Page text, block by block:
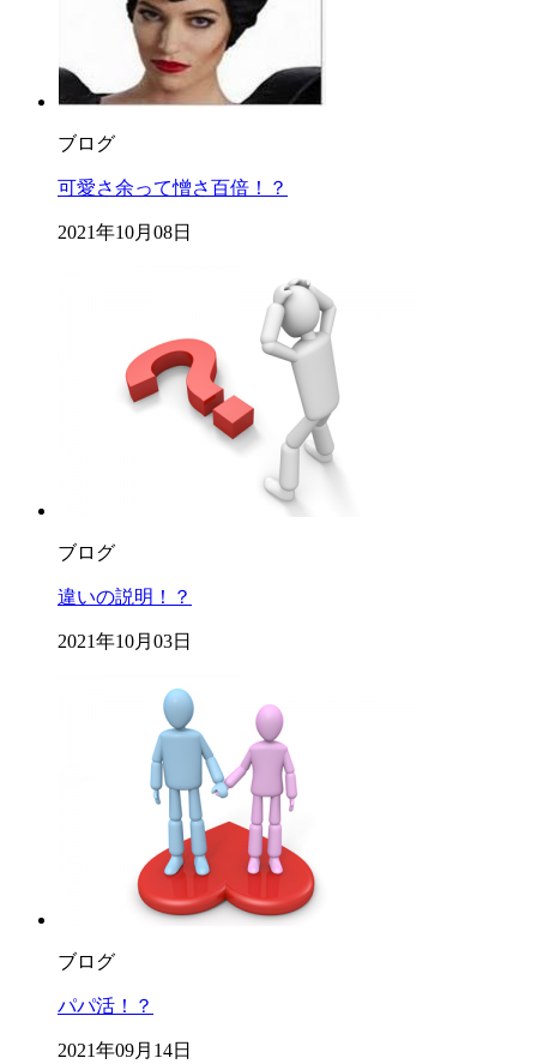
ブログ
可愛さ余って憎さ百倍！？
2021年10月08日
ブログ
違いの説明！？
2021年10月03日
ブログ
パパ活！？
2021年09月14日